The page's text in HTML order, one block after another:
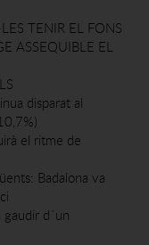
TENIR EL FONS
ASSEQUIBLE EL
disparat al
el ritme de
Badalona va
d´un